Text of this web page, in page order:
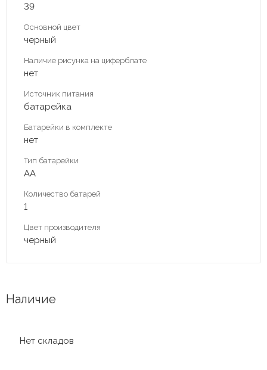
39
Основной цвет
черный
Наличие рисунка на циферблате
нет
Источник питания
батарейка
Батарейки в комплекте
нет
Тип батарейки
АА
Количество батарей
1
Цвет производителя
черный
Наличие
Нет складов